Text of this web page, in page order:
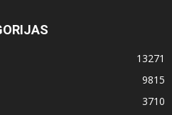
13271
9815
3710